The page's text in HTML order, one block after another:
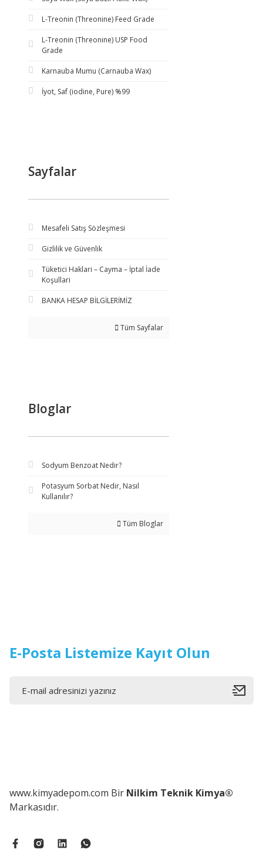
L-Treonin (Threonine) Feed Grade
L-Treonin (Threonine) USP Food
Grade
Karnauba Mumu (Carnauba Wax)
İyot, Saf (iodine, Pure) %99
Sayfalar
Mesafeli Satış Sözleşmesi
Gizlilik ve Güvenlik
Tüketici Haklari – Cayma – İptal İade
Koşullari
BANKA HESAP BİLGİLERİMİZ
Tüm Sayfalar
Bloglar
Sodyum Benzoat Nedir?
Potasyum Sorbat Nedir, Nasıl
Kullanılır?
Tüm Bloglar
E-Posta Listemize Kayıt Olun
www.kimyadepom.com Bir Nilkim Teknik Kimya®
Markasıdır.